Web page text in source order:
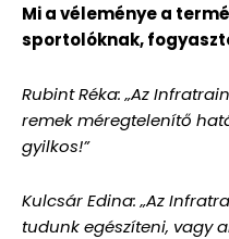
Mi a véleménye a
sportolóknak,
Rubint Réka: „Az
remek méregtelenítő
gyilkos!”
Kulcsár Edina: „Az
tudunk egészíteni, vagy